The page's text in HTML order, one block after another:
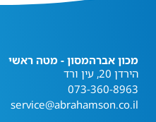
מכון אברהמסון - מטה ראשי
הירדן 20, עין ורד
073-360-8963
service@abrahamson.co.il